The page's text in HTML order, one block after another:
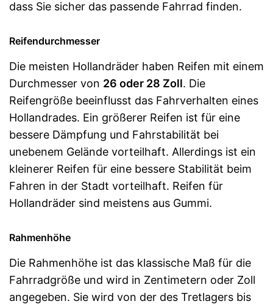
dass Sie sicher das passende Fahrrad finden.
Reifendurchmesser
Die meisten Hollandräder haben Reifen mit einem
Durchmesser von 26 oder 28 Zoll. Die
Reifengröße beeinflusst das Fahrverhalten eines
Hollandrades. Ein größerer Reifen ist für eine
bessere Dämpfung und Fahrstabilität bei
unebenem Gelände vorteilhaft. Allerdings ist ein
kleinerer Reifen für eine bessere Stabilität beim
Fahren in der Stadt vorteilhaft. Reifen für
Hollandräder sind meistens aus Gummi.
Rahmenhöhe
Die Rahmenhöhe ist das klassische Maß für die
Fahrradgröße und wird in Zentimetern oder Zoll
angegeben. Sie wird von der des Tretlagers bis